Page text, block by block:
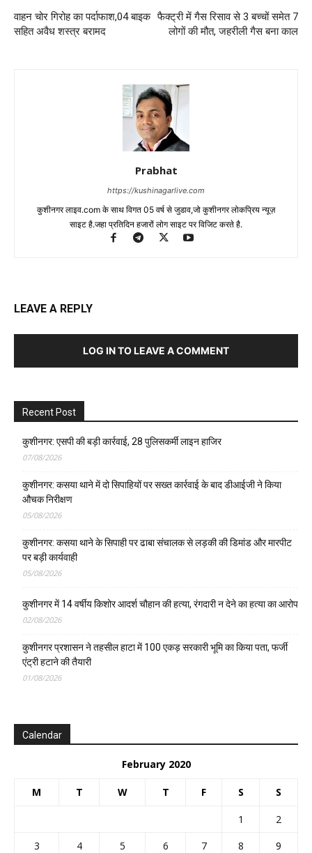
वाहन चोर गिरोह का पर्दाफाश,04 बाइक
सहित अवैध शस्त्र बरामद
फैक्ट्री में गैस रिसाव से 3 बच्चों समेत 7
लोगों की मौत, जहरीली गैस बना काल
Prabhat
https://kushinagarlive.com
कुशीनगर लाइव.com के साथ विगत 05 वर्ष से जुडाव,जो कुशीनगर लोकप्रिय न्यूज़
साइट है.जहा प्रतिदिन हजारों लोग साइट पर विजिट करते है.
LEAVE A REPLY
LOG IN TO LEAVE A COMMENT
Recent Post
कुशीनगर: एसपी की बड़ी कार्रवाई, 28 पुलिसकर्मी लाइन हाजिर
07/08/2026
कुशीनगर: कसया थाने में दो सिपाहियों पर सख्त कार्रवाई के बाद डीआईजी ने किया
औचक निरीक्षण
05/08/2026
कुशीनगर: कसया थाने के सिपाही पर ढाबा संचालक से लड़की की डिमांड और मारपीट
पर बड़ी कार्यवाही
05/08/2026
कुशीनगर में 14 वर्षीय किशोर आदर्श चौहान की हत्या, रंगदारी न देने का हत्या का आरोप
02/08/2026
कुशीनगर प्रशासन ने तहसील हाटा में 100 एकड़ सरकारी भूमि का किया पता, फर्जी
एंट्री हटाने की तैयारी
01/08/2026
Calendar
February 2020
M T W T F S S
1
2
3
4 5 6 7 8
9